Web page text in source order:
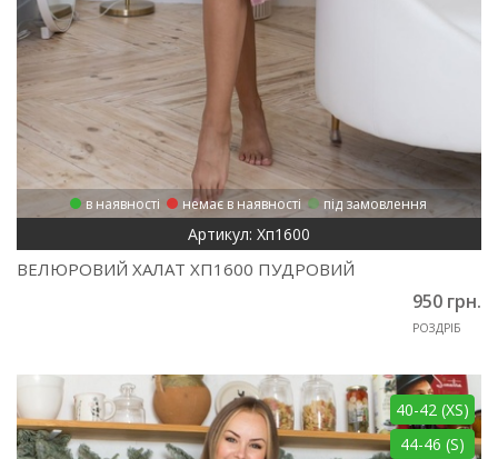
в наявності немає в наявності під замовлення
Артикул: Хп1600
ВЕЛЮРОВИЙ ХАЛАТ ХП1600 ПУДРОВИЙ
950 грн.
РОЗДРІБ
40-42 (XS)
44-46 (S)